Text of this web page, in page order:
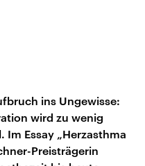
ins Ungewisse:
wird zu wenig
Im Essay „Herzasthma
Preisträgerin